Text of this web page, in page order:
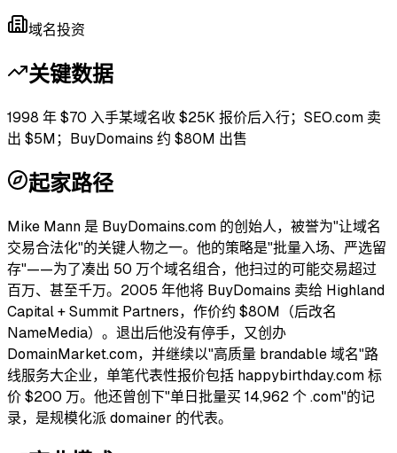
域名投资
关键数据
1998 年 $70 入手某域名收 $25K 报价后入行；SEO.com 卖
出 $5M；BuyDomains 约 $80M 出售
起家路径
Mike Mann 是 BuyDomains.com 的创始人，被誉为"让域名
交易合法化"的关键人物之一。他的策略是"批量入场、严选留
存"——为了凑出 50 万个域名组合，他扫过的可能交易超过
百万、甚至千万。2005 年他将 BuyDomains 卖给 Highland
Capital + Summit Partners，作价约 $80M（后改名
NameMedia）。退出后他没有停手，又创办
DomainMarket.com，并继续以"高质量 brandable 域名"路
线服务大企业，单笔代表性报价包括 happybirthday.com 标
价 $200 万。他还曾创下"单日批量买 14,962 个 .com"的记
录，是规模化派 domainer 的代表。